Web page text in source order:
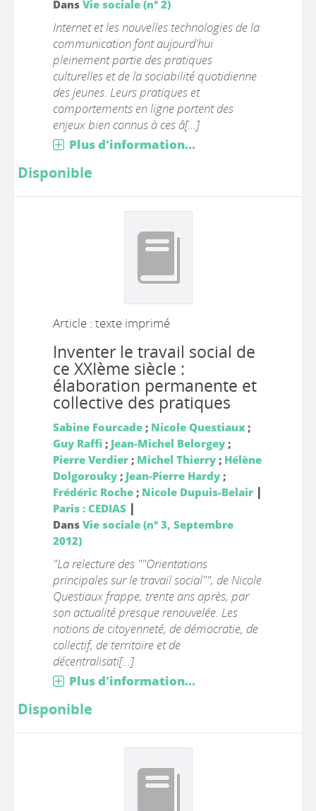
Dans Vie sociale (n° 2)
Internet et les nouvelles technologies de la
communication font aujourd'hui
pleinement partie des pratiques
culturelles et de la sociabilité quotidienne
des jeunes. Leurs pratiques et
comportements en ligne portent des
enjeux bien connus à ces â[...]
Plus d'information...
Disponible
Article : texte imprimé
Inventer le travail social de
ce XXIème siècle :
élaboration permanente et
collective des pratiques
Sabine Fourcade; Nicole Questiaux;
Guy Raffi; Jean-Michel Belorgey;
Pierre Verdier; Michel Thierry; Hélène
Dolgorouky; Jean-Pierre Hardy;
Frédéric Roche; Nicole Dupuis-Belair |
Paris : CEDIAS |
Dans Vie sociale (n° 3, Septembre
2012)
"La relecture des ""Orientations
principales sur le travail social"", de Nicole
Questiaux frappe, trente ans après, par
son actualité presque renouvelée. Les
notions de citoyenneté, de démocratie, de
collectif, de territoire et de
décentralisati[...]
Plus d'information...
Disponible